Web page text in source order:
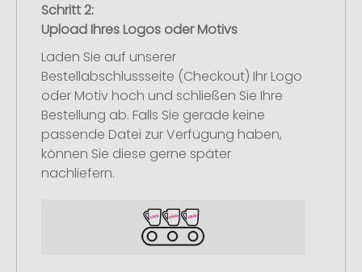
Schritt 2:
Upload Ihres Logos oder Motivs
Laden Sie auf unserer
Bestellabschlussseite (Checkout) Ihr Logo
oder Motiv hoch und schließen Sie Ihre
Bestellung ab. Falls Sie gerade keine
passende Datei zur Verfügung haben,
können Sie diese gerne später
nachliefern.